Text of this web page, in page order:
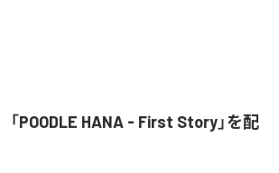
「POODLE HANA - First Story」を配